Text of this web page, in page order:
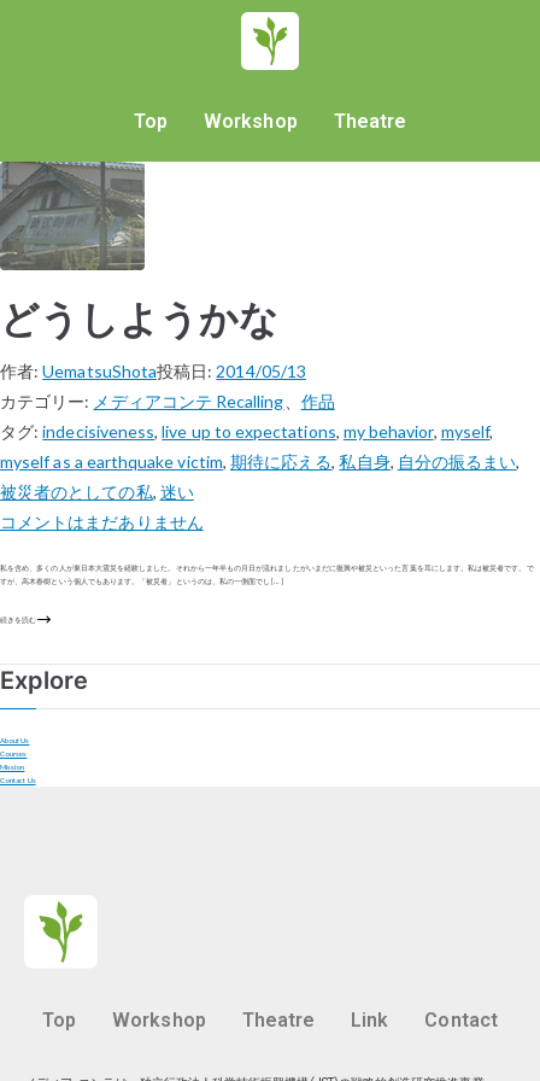
Top Workshop Theatre
どうしようかな
作者:UematsuShota投稿日: 2014/05/13
カテゴリー: メディアコンテ Recalling
作品
タグ:indecisiveness,live up to expectations, my behavior, myself,
myself as a earthquake victim, 期待に応える,私自身, 自分の振るまい,
被災者のとしての私, 迷い
コメントはまだありません
私を含め、多くの人が東日本大震災を経験しました。それから一年半もの月日が流れましたがいまだに復興や被災といった言葉を耳にします。私は被災者です。で
すが、高木春樹という個人でもあります。「被災者」というのは、私の一側面でし […]
続きを読む
Explore
About Us
Courses
Mission
Contact Us
Top Workshop Theatre Link Contact